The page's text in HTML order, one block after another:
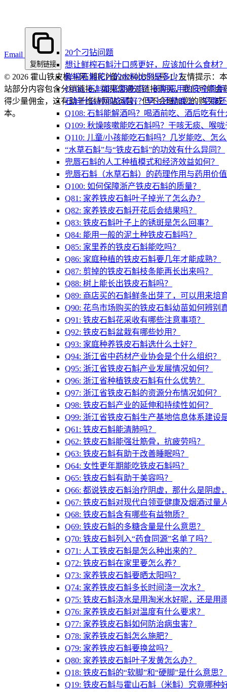
20个刁钻问题
想让鲜榨石斛汁口感更好，应该加什么食材？
鲜榨石斛花汁的水料比例是多少？
Q106: 石斛能长期吃吗？长期服用的安全周
石斛什么时间吃最好？早上还是晚上、空腹
Q108: 石斛能解酒吗？喝酒前吃、酒后吃有
Q109: 秋燥咳嗽能吃石斛吗？干咳无痰、喉
Q110: 儿童/小孩能吃石斛吗？几岁能吃、怎
“水草石斛”与“铁皮石斛”的功效有什么异同？
兜唇石斛的人工种植模式和经济效益如何？
兜唇石斛（水草石斛）的药理作用与药用价
Q100: 如何保障浙产铁皮石斛的质量？
Q81: 家养铁皮石斛叶子掉光了怎么办？
Q82: 家养铁皮石斛开花后会结果吗？
Q83: 铁皮石斛叶子上的锈斑是怎么回事？
Q84: 能用一般的泥土种铁皮石斛吗？
Q85: 家里养的铁皮石斛能吃吗？
Q86: 家庭种植的铁皮石斛要几年才能成熟？
Q87: 剪掉的铁皮石斛枝条能再长出来吗？
Q88: 树上能长出铁皮石斛吗？
Q89: 商店买的石斛鲜条出芽了，可以用来培
Q90: 花鸟市场购买的铁皮石斛幼苗如何辨别
Q91: 铁皮石斛花采收有哪些注意事项？
Q92: 铁皮石斛盆栽有哪些妙用？
Q93: 家庭种养铁皮石斛选什么土好？
Q94: 浙江省中药材产业协会是个什么组织？
Q95: 浙江省铁皮石斛产业发展情况如何？
Q96: 浙江省种植铁皮石斛有什么优势？
Q97: 浙江省铁皮石斛的资源分布情况如何？
Q98: 铁皮石斛产业的延伸和持续性如何？
Q99: 浙江省铁皮石斛生产基地信息体系建设
Q61: 铁皮石斛能清肺吗？
Q62: 铁皮石斛能强壮筋骨，抗疲劳吗？
Q63: 铁皮石斛有助于改善睡眠吗？
Q64: 女性更年期能吃铁皮石斛吗？
Q65: 铁皮石斛有助于美容吗？
Q66: 都说铁皮石斛治疗阴虚，那什么是阴虚
Q67: 铁皮石斛对现代白领亚健康及烟酒过量
Q68: 铁皮石斛含有哪些有益物质？
Q69: 铁皮石斛的多糖含量是什么意思？
Q70: 铁皮石斛列入“药食同源”名单了吗？
Q71: 人工铁皮石斛是怎么种出来的？
Q72: 铁皮石斛在家里要怎么养？
Q73: 家养铁皮石斛要晒太阳吗？
Q74: 家养铁皮石斛多长时间浇一次水？
Q75: 铁皮石斛浇水是用淘米水好呢，还是用
Q76: 家养铁皮石斛对温度有什么要求？
Q77: 家养铁皮石斛如何防治病虫害？
Q78: 家养铁皮石斛怎么施肥？
Q79: 家养铁皮石斛要换盆吗？
Q80: 家养铁皮石斛叶子发黄怎么办？
Q18: 铁皮石斛的“软脚”和“硬脚”是什么意思
Q19: 铁皮石斛与霍山石斛（米斛）究竟哪种
Email
复制链接
© 2026 霍山铁皮枫斗网 湘ICP备2026003535号-1 | 友情提示：本
站部分内容包含分销链接，如果您通过链接购买，我们可能会
得少量佣金，这有助于维持网站运营，但不会增加您的购买成
本。